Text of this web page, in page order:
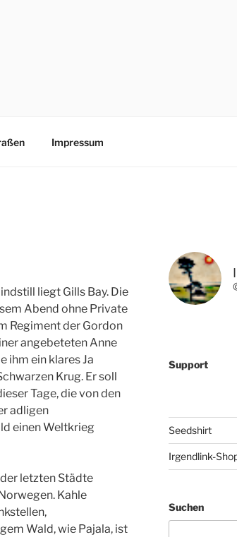
Impressum
liegt Gills Bay. Die
Abend ohne Private
Regiment der Gordon
angebeteten Anne
ihm ein klares Ja
Krug. Er soll
Tage, die von den
adligen
einen Weltkrieg
letzten Städte
Kahle
Wald, wie Pajala, ist
Support
Seedshirt
Irgendlink-
Suchen